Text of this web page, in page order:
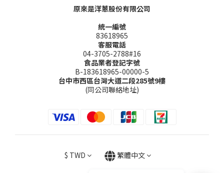
原來是洋蔥股份有限公司
統一編號
83618965
客服電話
04-3705-2788#16
食品業者登記字號
B-183618965-00000-5
台中市西區台灣大道二段285號9樓
(同公司聯絡地址)
$ TWD 繁體中文